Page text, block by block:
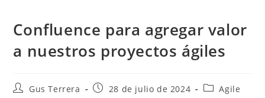
Confluence para agregar valor
a nuestros proyectos ágiles
Gus Terrera 28 de julio de 2024 Agile